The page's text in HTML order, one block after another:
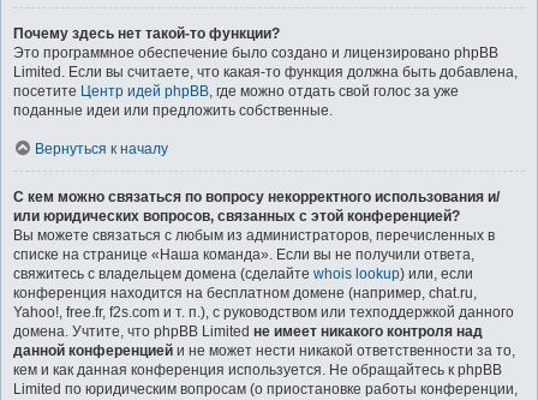
Почему здесь нет такой-то функции?
Это программное обеспечение было создано и лицензировано phpBB
Limited. Если вы считаете, что какая-то функция должна быть добавлена,
посетите Центр идей phpBB, где можно отдать свой голос за уже
поданные идеи или предложить собственные.
Вернуться к началу
С кем можно связаться по вопросу некорректного использования и/
или юридических вопросов, связанных с этой конференцией?
Вы можете связаться с любым из администраторов, перечисленных в
списке на странице «Наша команда». Если вы не получили ответа,
свяжитесь с владельцем домена (сделайте whois lookup) или, если
конференция находится на бесплатном домене (например, chat.ru,
Yahoo!, free.fr, f2s.com и т. п.), с руководством или техподдержкой данного
домена. Учтите, что phpBB Limited не имеет никакого контроля над
данной конференцией и не может нести никакой ответственности за то,
кем и как данная конференция используется. Не обращайтесь к phpBB
Limited по юридическим вопросам (о приостановке работы конференции,